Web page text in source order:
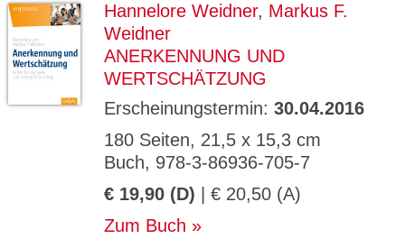
Hannelore Weidner, Markus F.
Weidner
ANERKENNUNG UND
WERTSCHÄTZUNG
Erscheinungstermin: 30.04.2016
180 Seiten, 21,5 x 15,3 cm
Buch, 978-3-86936-705-7
€ 19,90 (D) | € 20,50 (A)
Zum Buch